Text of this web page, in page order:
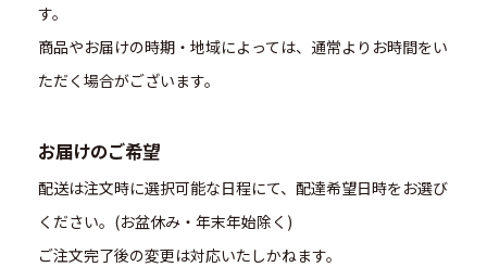
す。
商品やお届けの時期・地域によっては、通常よりお時間をい
ただく場合がございます。
お届けのご希望
配送は注文時に選択可能な日程にて、配達希望日時をお選び
ください。(お盆休み・年末年始除く)
ご注文完了後の変更は対応いたしかねます。